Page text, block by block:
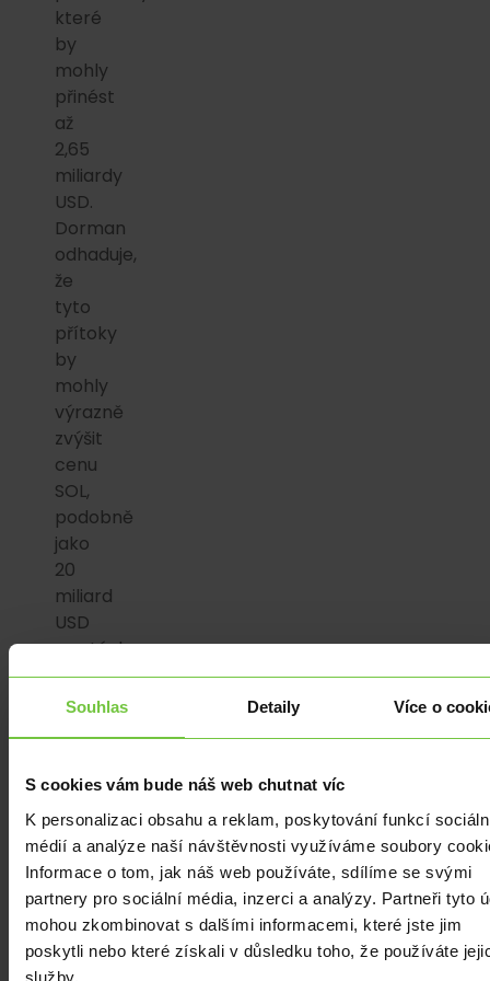
Souhlas Detaily Více o
S cookies vám bude náš web chutnat víc
K personalizaci obsahu a reklam, poskytování funkcí
médií a analýze naší návštěvnosti využíváme soubory
Informace o tom, jak náš web používáte, sdílíme se svými
partnery pro sociální média, inzerci a analýzy. Partneři tyto
mohou zkombinovat s dalšími informacemi, které jste jim
poskytli nebo které získali v důsledku toho, že používáte
služby.
které
by
mohly
přinést
až
2,65
miliardy
USD.
Dorman
odhaduje,
že
tyto
přítoky
by
mohly
výrazně
zvýšit
cenu
SOL,
podobně
jako
20
miliard
USD
poptávky
zvýšilo
cenu
Technologické
Schválení
upgradu
Alpenglow
zvyšuje
rychlost
a